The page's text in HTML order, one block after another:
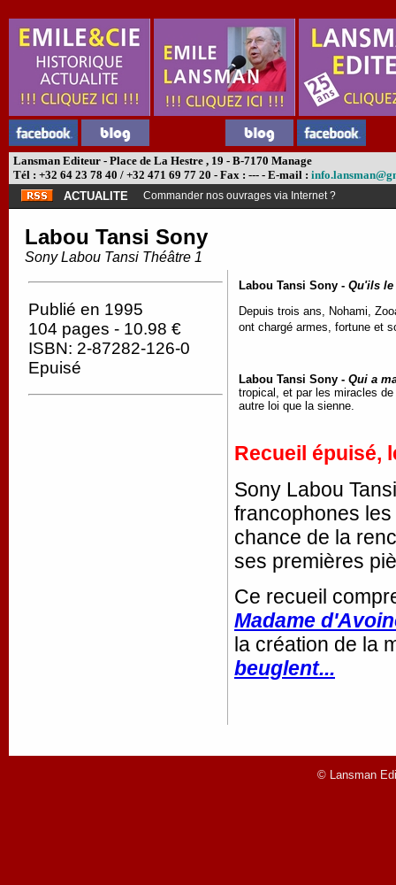
Lansman Editeur - Place de La Hestre , 19 - B-7170 Manage
Tél : +32 64 23 78 40 / +32 471 69 77 20 - Fax : --- - E-mail :
ACTUALITE
Commander nos ouvrages via Internet ?
Labou Tansi Sony
Sony Labou Tansi Théâtre 1
Publié en 1995
104 pages - 10.98 €
ISBN: 2-87282-126-0
Epuisé
Labou Tansi Sony - Qu'ils le
Depuis trois ans, Nohami,
ont chargé armes, fortune et
Labou Tansi Sony - Qui a
tropical, et par les miracles
autre loi que la sienne.
Recueil épuisé,
Sony Labou
francophones
chance de la
ses premières
Ce recueil
Madame
la création de la
beuglent...
© Lansman